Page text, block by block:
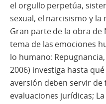
el orgullo perpetúa,
sexual, el narcisismo y la
Gran parte de la obra
tema de las emociones
lo humano:
2006) investiga hasta
aversión deben servir
evaluaciones jurídicas;